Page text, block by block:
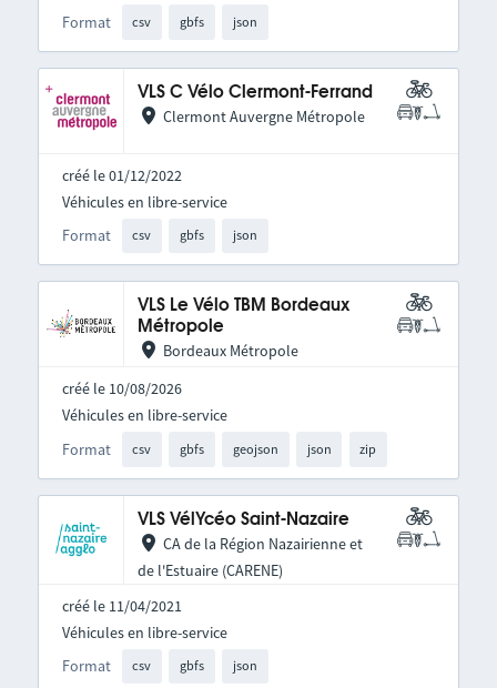
Format csv gbfs json
VLS C Vélo Clermont-Ferrand
Clermont Auvergne Métropole
créé le 01/12/2022
Format csv gbfs json
Véhicules en libre-service
VLS Le Vélo TBM Bordeaux
Métropole
Bordeaux Métropole
créé le 10/08/2026
Format csv gbfs geojson json zip
Véhicules en libre-service
VLS VélYcéo Saint-Nazaire
CA de la Région Nazairienne et
de l'Estuaire (CARENE)
créé le 11/04/2021
Format csv gbfs json
Véhicules en libre-service